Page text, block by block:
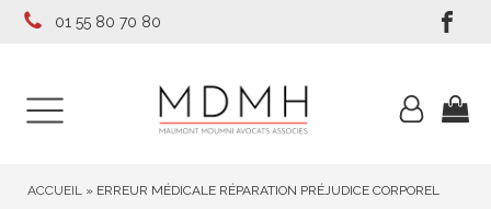
01 55 80 70 80
ACCUEIL » ERREUR MÉDICALE RÉPARATION PRÉJUDICE CORPOREL